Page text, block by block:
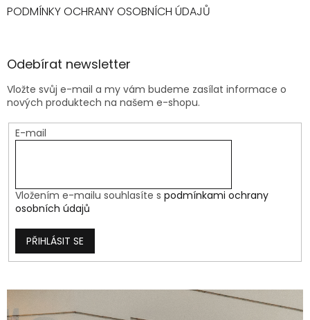
PODMÍNKY OCHRANY OSOBNÍCH ÚDAJŮ
Odebírat newsletter
Vložte svůj e-mail a my vám budeme zasílat informace o
nových produktech na našem e-shopu.
E-mail
Vložením e-mailu souhlasíte s podmínkami ochrany
osobních údajů
PŘIHLÁSIT SE